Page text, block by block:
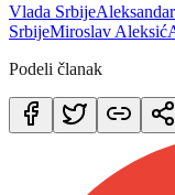
Vlada Srbije
SrbijeMiroslav Aleksić
Podeli članak